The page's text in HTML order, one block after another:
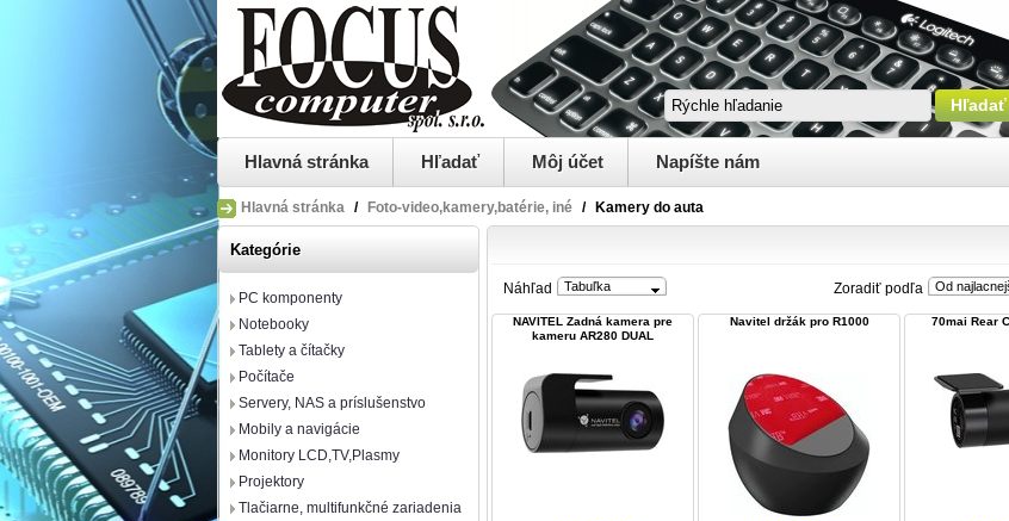
Hlavná stránka Hľadať Môj účet Napíšte nám
Hlavná stránka / Foto-video,kamery,batérie, iné / Kamery do auta
Kategórie
PC komponenty
Notebooky
Tablety a čítačky
Počítače
Servery, NAS a príslušenstvo
Mobily a navigácie
Monitory LCD,TV,Plasmy
Projektory
Tlačiarne, multifunkčné zariadenia
Náhľad Tabuľka Zoradiť podľa Od
NAVITEL Zadná kamera pre
kameru AR280 DUAL
Navitel držák pro R1000 70mai Rear